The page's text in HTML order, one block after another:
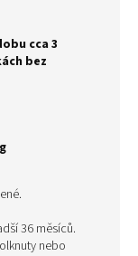
cca 3
bez
36 měsíců.
nebo